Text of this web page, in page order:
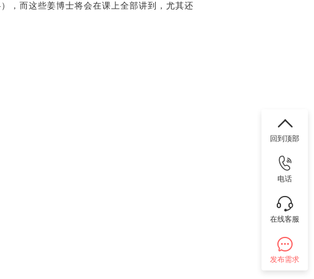
，而这些姜博士将会在课上全部讲到，尤其还
回到顶部
电话
在线客服
发布需求